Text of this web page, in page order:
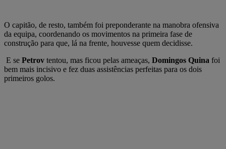
O capitão, de resto, também foi preponderante na manobra ofensiva
da equipa, coordenando os movimentos na primeira fase de
construção para que, lá na frente, houvesse quem decidisse.
E se Petrov tentou, mas ficou pelas ameaças, Domingos Quina foi
bem mais incisivo e fez duas assistências perfeitas para os dois
primeiros golos.